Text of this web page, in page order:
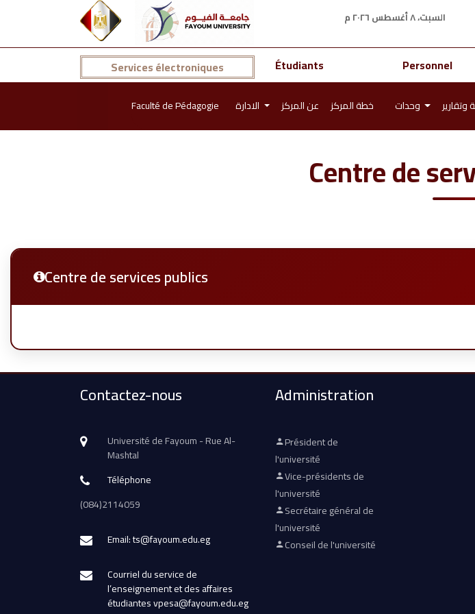
السبت، ٨ أغسطس ٢٠٢٦ م
Services électroniques Étudiants Personnel
Faculté de Pédagogie عن المركز خطة المركز
Centre de
Centre de services publics
Contactez-nous
Université de Fayoum - Rue Al-
Mashtal
Téléphone
(084)2114059
Email: ts@fayoum.edu.eg
Courriel du service de
l’enseignement et des affaires
étudiantes vpesa@fayoum.edu.eg
Administration
Président de
l'université
Vice-présidents de
l'université
Secrétaire général de
l'université
Conseil de l'université